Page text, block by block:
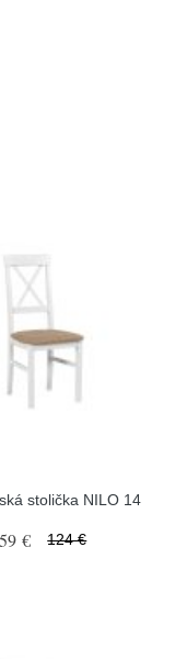
stolička NILO 14
59 € 124 €